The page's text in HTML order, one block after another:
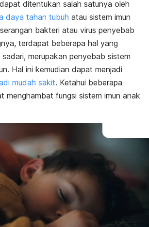
ditentukan salah satunya oleh
daya tahan tubuh atau sistem imun
bakteri atau virus penyebab
terdapat beberapa hal yang
merupakan penyebab sistem
Hal ini kemudian dapat menjadi
mudah sakit. Ketahui beberapa
menghambat fungsi sistem imun anak